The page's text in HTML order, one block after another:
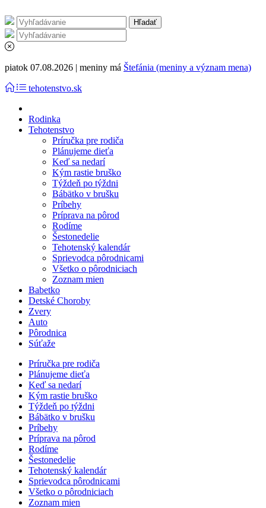
piatok 07.08.2026 | meniny má Štefánia (meniny a význam mena)
tehotenstvo.sk
Rodinka
Tehotenstvo
Príručka pre rodiča
Plánujeme dieťa
Keď sa nedarí
Kým rastie bruško
Týždeň po týždni
Bábätko v brušku
Príbehy
Príprava na pôrod
Rodíme
Šestonedelie
Tehotenský kalendár
Sprievodca pôrodnicami
Všetko o pôrodniciach
Zoznam mien
Babetko
Detské Choroby
Zvery
Auto
Pôrodnica
Súťaže
Príručka pre rodiča
Plánujeme dieťa
Keď sa nedarí
Kým rastie bruško
Týždeň po týždni
Bábätko v brušku
Príbehy
Príprava na pôrod
Rodíme
Šestonedelie
Tehotenský kalendár
Sprievodca pôrodnicami
Všetko o pôrodniciach
Zoznam mien